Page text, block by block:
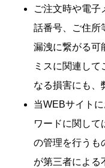
ご注文時や電子
話番号、ご住所
漏洩に繋がる可
ミスに関連し
なる損害にも、
当WEBサイト
ワードに関して
の管理を行うも
が第三者による